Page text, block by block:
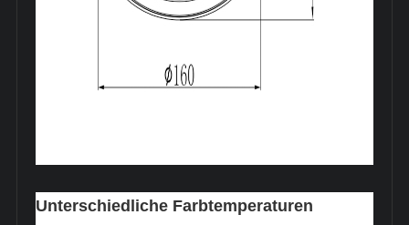
Unterschiedliche Farbtemperaturen